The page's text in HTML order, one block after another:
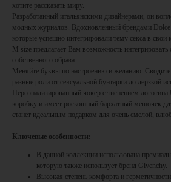
хотите рассказать миру.
Разработанный итальянскими дизайнерами, он
модных журналов. Вдохновленный брендами Dolce
которые успешно интегрировали тему секса в
M size предлагает Вам возможность интегрировать
собственного образа.
Меняйте буквы по настроению и желанию.
разные роли от сексуальной бунтарки до дерзкой
Персонализированный чокер с тиснением
коробку и имеет роскошный бархатный мешочек
станет идеальным подарком для очень смелой,
Ключевые особенности:
В данной коллекции использована
которую также использует бренд Givenchy.
Высокая степень комфорта и